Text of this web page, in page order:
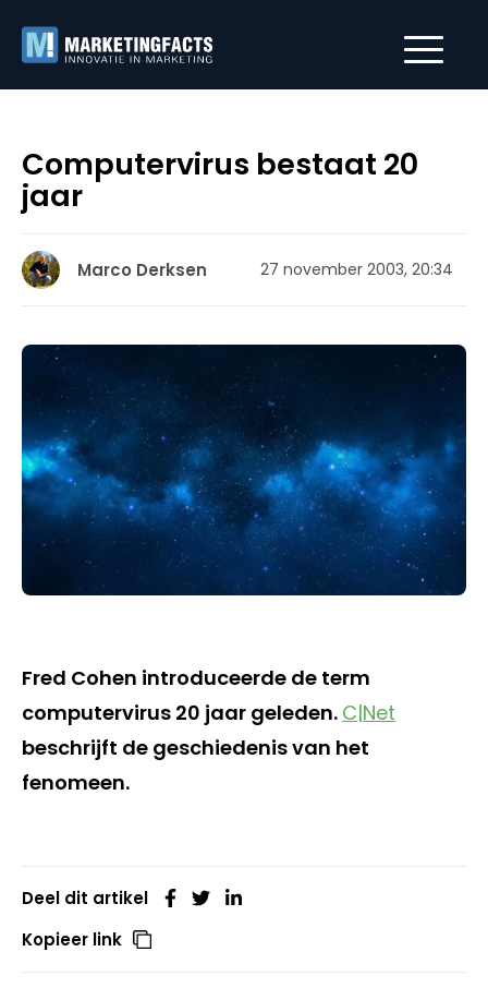
Computervirus bestaat 20
jaar
Marco Derksen 27 november 2003, 20:34
Fred Cohen introduceerde de term
computervirus 20 jaar geleden. C|Net
beschrijft de geschiedenis van het
fenomeen.
Deel dit artikel
Kopieer link